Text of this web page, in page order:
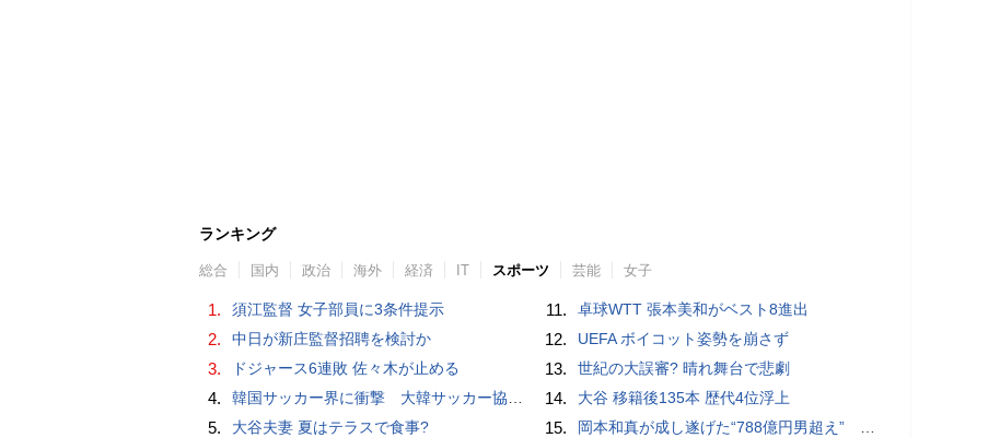
ランキング
総合 国内 政治 海外 経済 IT スポーツ 芸能 女子
1. 須江監督 女子部員に3条件提示
2. 中日が新庄監督招聘を検討か
3. ドジャース6連敗 佐々木が止める
4. 韓国サッカー界に衝撃 大韓サッカー協会に外国人審判への“性的接待”疑惑 韓国メディアが報道
5. 大谷夫妻 夏はテラスで食事?
11. 卓球WTT 張本美和がベスト8進出
12. UEFA ボイコット姿勢を崩さず
13. 世紀の大誤審? 晴れ舞台で悲劇
14. 大谷 移籍後135本 歴代4位浮上
15. 岡本和真が成し遂げた“788億円男超え” いつのまにか「3位」…見据える球団記録更新